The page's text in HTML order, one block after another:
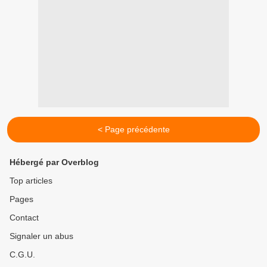
< Page précédente
Hébergé par Overblog
Top articles
Pages
Contact
Signaler un abus
C.G.U.